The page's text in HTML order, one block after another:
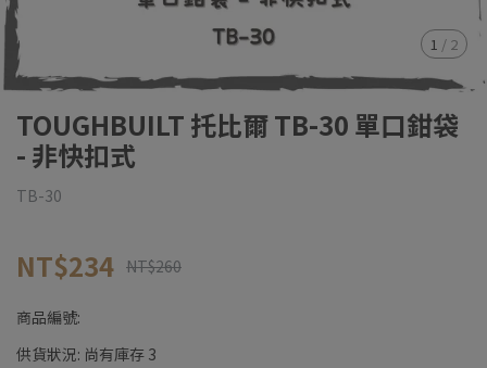
1 / 2
TOUGHBUILT 托比爾 TB-30 單口鉗袋
- 非快扣式
TB-30
NT$234 NT$260
商品編號:
供貨狀況: 尚有庫存 3